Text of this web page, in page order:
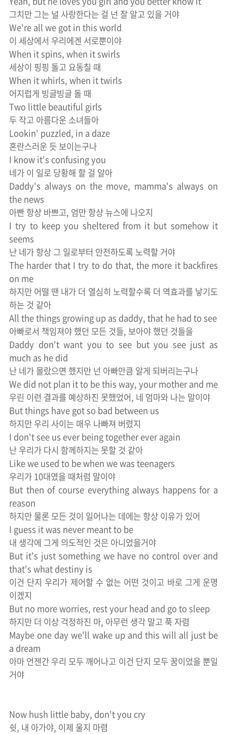
그치만 그는 널 사랑한다는 걸 넌 잘 알고 있을 거야
We're all we got in this world
이 세상에서 우리에겐 서로뿐이야
When it spins, when it swirls
세상이 핑핑 돌고 요동칠 때
When it whirls, when it twirls
어지럽게 빙글빙글 돌 때
Two little beautiful girls
두 작고 아름다운 소녀들아
Lookin' puzzled, in a daze
혼란스러운 듯 보이는구나
I know it's confusing you
네가 이 일로 당황해 할 걸 알아
Daddy's always on the move, mamma's always on
the news
아빤 항상 바쁘고, 엄만 항상 뉴스에 나오지
I try to keep you sheltered from it but somehow it
seems
난 네가 항상 그 일로부터 안전하도록 노력할 거야
The harder that I try to do that, the more it backfires
on me
하지만 어떨 땐 내가 더 열심히 노력할수록 더 역효과를 낳기도
하는 것 같아
All the things growing up as daddy, that he had to see
아빠로서 책임져야 했던 모든 것들, 보아야 했던 것들을
Daddy don't want you to see but you see just as
much as he did
난 네가 몰랐으면 했지만 넌 아빠만큼 알게 되버리는구나
We did not plan it to be this way, your mother and me
우린 이런 결과를 예상하진 못했었어, 네 엄마와 나는 말이야
But things have got so bad between us
하지만 우리 사이는 매우 나빠져 버렸지
I don't see us ever being together ever again
난 우리가 다시 함께하지는 못할 것 같아
Like we used to be when we was teenagers
우리가 10대였을 때처럼 말이야
But then of course everything always happens for a
reason
하지만 물론 모든 것이 일어나는 데에는 항상 이유가 있어
I guess it was never meant to be
내 생각에 그게 의도적인 것은 아니었을거야
But it's just something we have no control over and
that's what destiny is
이건 단지 우리가 제어할 수 없는 어떤 것이고 바로 그게 운명
이겠지
But no more worries, rest your head and go to sleep
하지만 더 이상 걱정하진 마, 아무런 생각 말고 푹 자렴
Maybe one day we'll wake up and this will all just be
a dream
아마 언젠간 우리 모두 깨어나고 이건 단지 모두 꿈이었을 뿐일
거야
Now hush little baby, don't you cry
쉿, 내 아가야, 이제 울지 마렴